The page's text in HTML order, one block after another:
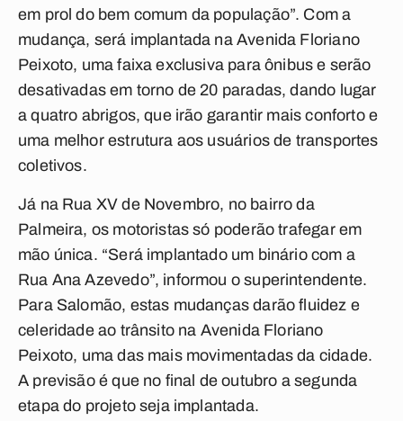
em prol do bem comum da população”. Com a
mudança, será implantada na Avenida Floriano
Peixoto, uma faixa exclusiva para ônibus e serão
desativadas em torno de 20 paradas, dando lugar
a quatro abrigos, que irão garantir mais conforto e
uma melhor estrutura aos usuários de transportes
coletivos.
Já na Rua XV de Novembro, no bairro da
Palmeira, os motoristas só poderão trafegar em
mão única. “Será implantado um binário com a
Rua Ana Azevedo”, informou o superintendente.
Para Salomão, estas mudanças darão fluidez e
celeridade ao trânsito na Avenida Floriano
Peixoto, uma das mais movimentadas da cidade.
A previsão é que no final de outubro a segunda
etapa do projeto seja implantada.